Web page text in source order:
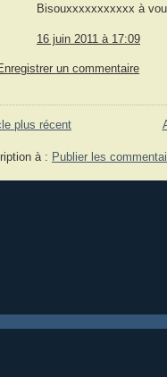
Bisouxxxxxxxxxxx à
16 juin 2011 à 17:09
un commentaire
plus récent
à : Publier les